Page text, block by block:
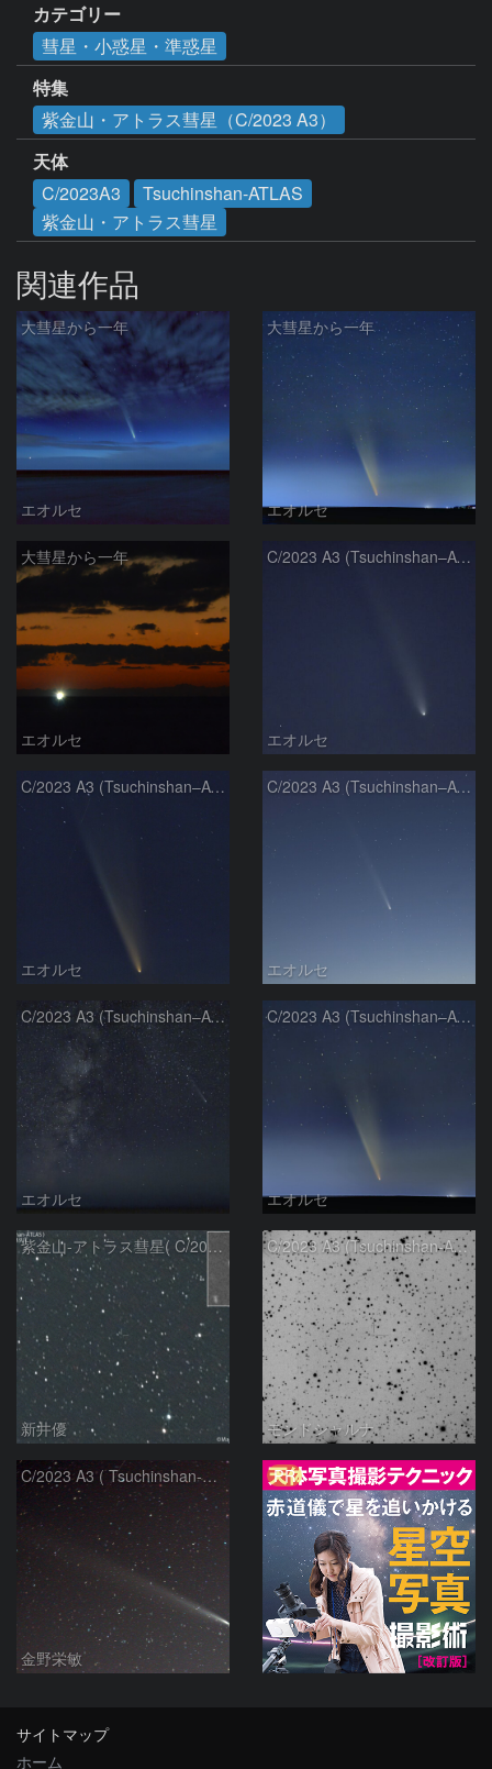
カテゴリー
彗星・小惑星・準惑星
特集
紫金山・アトラス彗星（C/2023 A3）
天体
C/2023A3
Tsuchinshan-ATLAS
紫金山・アトラス彗星
関連作品
大彗星から一年
エオルセ
大彗星から一年
エオルセ
大彗星から一年
エオルセ
C/2023 A3 (Tsuchinshan–ATLAS)
エオルセ
C/2023 A3 (Tsuchinshan–ATLAS)
エオルセ
C/2023 A3 (Tsuchinshan–ATLAS)
エオルセ
C/2023 A3 (Tsuchinshan–ATLAS)と天の川
エオルセ
C/2023 A3 (Tsuchinshan–ATLAS)
エオルセ
紫金山-アトラス彗星( C/2023A3 )：2025/09/16
新井優
C/2023 A3 (Tsuchinshan-ATLAS)
モンドシャルナ
C/2023 A3 ( Tsuchinshan-ATLAS )
金野栄敏
PR
サイトマップ
ホーム